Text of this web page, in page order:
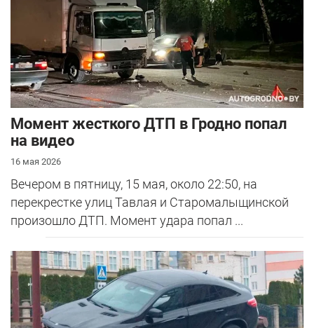
Момент жесткого ДТП в Гродно попал
на видео
16 мая 2026
Вечером в пятницу, 15 мая, около 22:50, на
перекрестке улиц Тавлая и Старомалыщинской
произошло ДТП. Момент удара попал ...